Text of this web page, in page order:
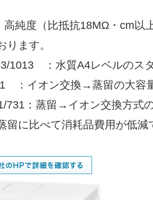
高純度（比抵抗18MΩ・cm以
ります。
1013 ：水質A4レベルのス
：イオン交換→蒸留の大容
731：蒸留→イオン交換方式
に比べて消耗品費用が低減